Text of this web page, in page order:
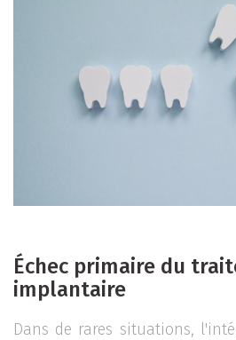
Échec primaire du
implantaire
Dans de rares situations,